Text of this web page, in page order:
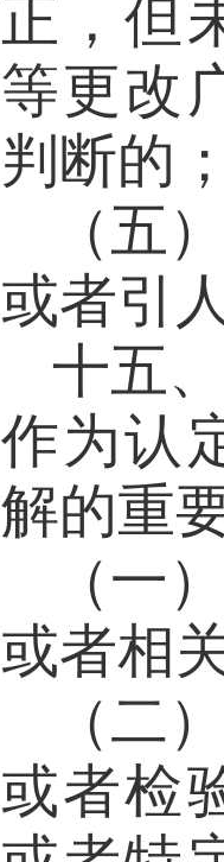
正，但
等更改
判断的
（五
或者引
十五
作为认
解的重
（一
或者相
（二
或者检